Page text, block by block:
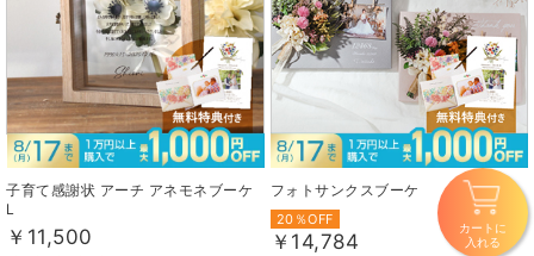
カートに
入れる
子育て感謝状 アーチ アネモネブーケ
L
￥11,500
フォトサンクスブーケ
20％OFF
￥14,784